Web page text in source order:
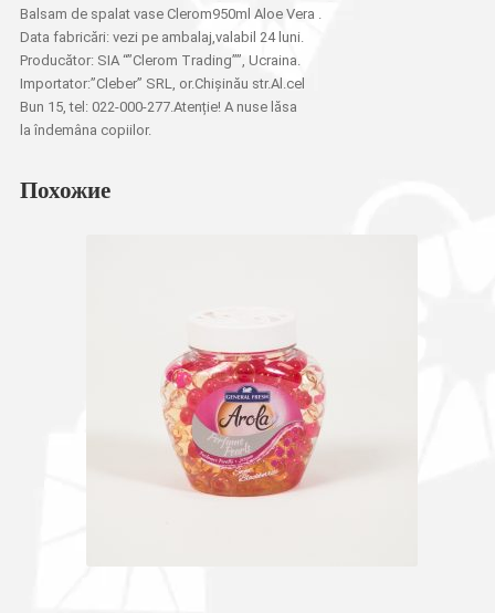
Balsam de spalat vase Clerom950ml Aloe Vera .
Data fabricări: vezi pe ambalaj,valabil 24 luni.
Producător: SIA “”Clerom Trading””, Ucraina.
Importator:”Cleber” SRL, or.Chișinău str.Al.cel
Bun 15, tel: 022-000-277.Atenție! A nuse lăsa
la îndemâna copiilor.
Похожие